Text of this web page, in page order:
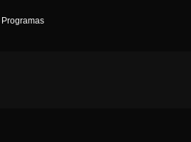
Programas